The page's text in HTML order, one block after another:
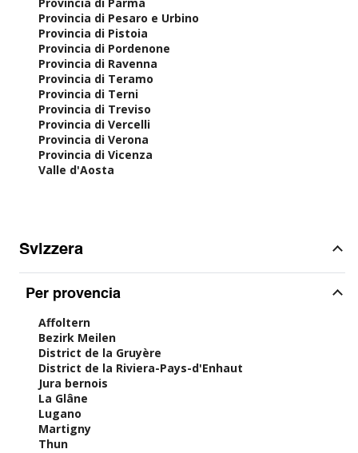
Provincia di Pesaro e Urbino
Provincia di Pistoia
Provincia di Pordenone
Provincia di Ravenna
Provincia di Teramo
Provincia di Terni
Provincia di Treviso
Provincia di Vercelli
Provincia di Verona
Provincia di Vicenza
Valle d'Aosta
Svizzera
Per provencia
Affoltern
Bezirk Meilen
District de la Gruyère
District de la Riviera-Pays-d'Enhaut
Jura bernois
La Glâne
Lugano
Martigny
Thun